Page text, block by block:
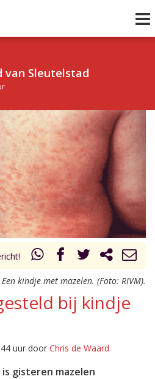
van Sleutelstad
uur 1 van 0 Volgend uur
Een kindje met mazelen. (Foto: RIVM).
bij kindje
uur door Chris de Waard
gisteren mazelen